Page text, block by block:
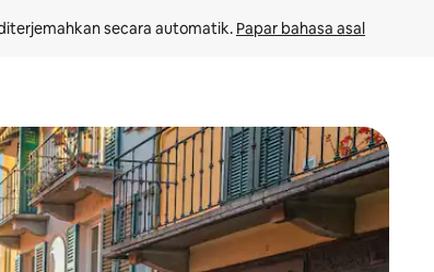
secara automatik. Papar bahasa asal